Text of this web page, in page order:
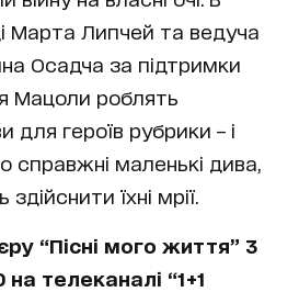
Марта Липчей та ведуча
Осадча за підтримки
Мацоли роблять
для героїв рубрики – і
справжні маленькі дива,
їхні мрії.
“Пісні мого життя” 3
телеканалі “1+1